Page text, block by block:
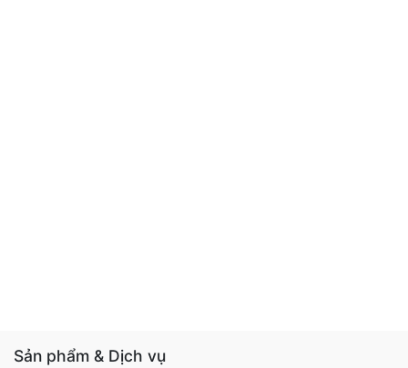
Sản phẩm & Dịch vụ